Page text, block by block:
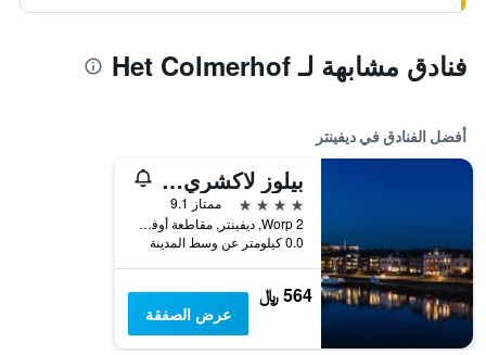
فنادق مشابهة لـ Het Colmerhof
أفضل الفنادق في ديفينتر
بيلوز لاكشري بوتيك هوتل آن ده أيسول
4 نجوم
ممتاز 9.1
Worp 2, ديفينتر, مقاطعة أوفريسل, هولندا
0.0 كيلومتر عن وسط المدينة
564 ﷼
عرض الصفقة